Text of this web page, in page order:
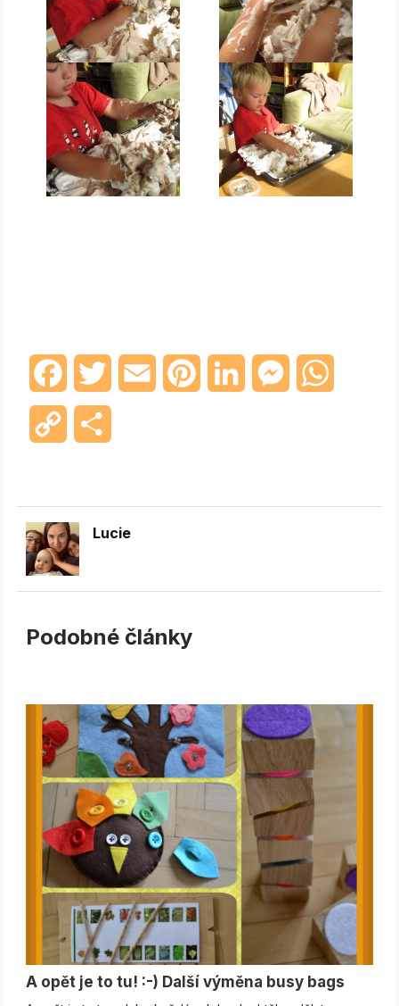
FacebookTwitter Email PinterestLinkedInMessenger
Copy
Lucie
Podobné články
A opět je to tu! :-) Další výměna busy bags